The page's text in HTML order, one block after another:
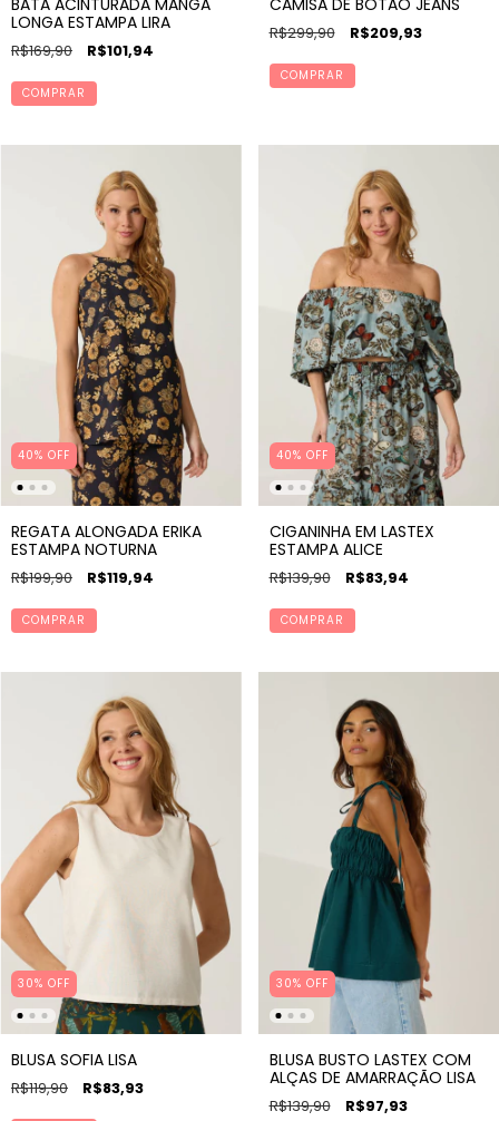
LONGA ESTAMPA LIRA
R$169,90 R$101,94
COMPRAR
R$299,90 R$209,93
COMPRAR
40% OFF
REGATA ALONGADA ERIKA
ESTAMPA NOTURNA
R$199,90 R$119,94
COMPRAR
40% OFF
CIGANINHA EM LASTEX
ESTAMPA ALICE
R$139,90 R$83,94
COMPRAR
30% OFF
BLUSA SOFIA LISA
R$119,90 R$83,93
30% OFF
BLUSA BUSTO LASTEX COM
ALÇAS DE AMARRAÇÃO LISA
R$139,90 R$97,93